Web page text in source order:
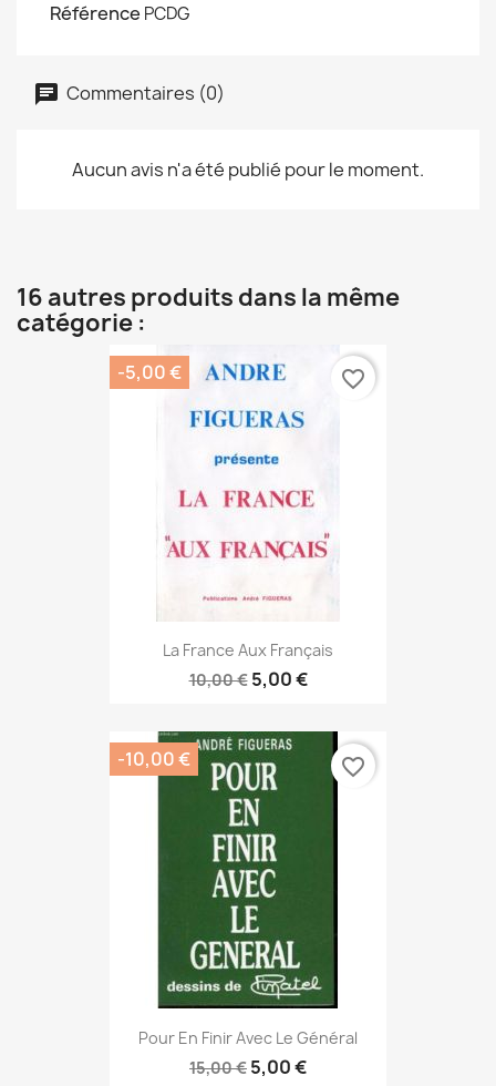
Référence PCDG
Commentaires (0)
Aucun avis n'a été publié pour le moment.
16 autres produits dans la même
catégorie :
La France Aux Français
10,00 € 5,00 €
-5,00 € favorite_border
Pour En Finir Avec Le Général
15,00 € 5,00 €
-10,00 € favorite_border